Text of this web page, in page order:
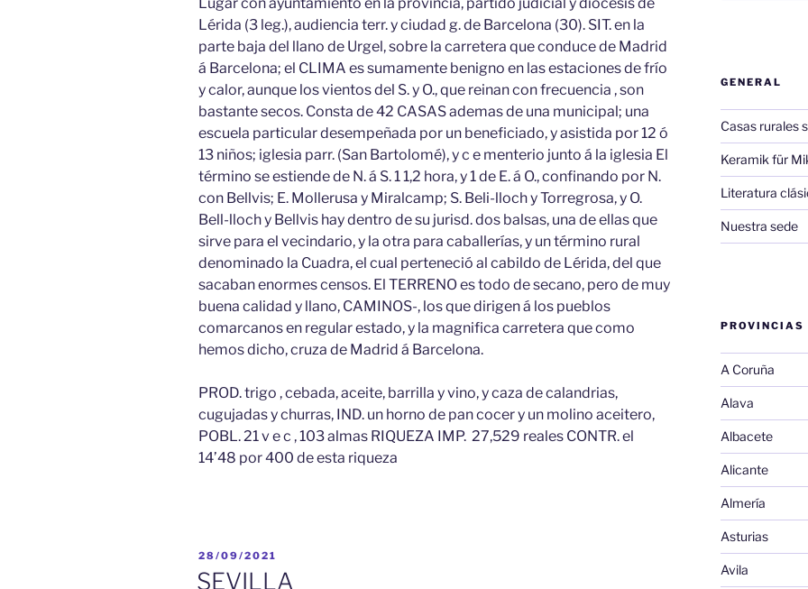
Lérida (3 leg.), audiencia terr. y ciudad g. de Barcelona (30). SIT. en la
parte baja del llano de Urgel, sobre la carretera que conduce de Madrid
á Barcelona; el CLIMA es sumamente benigno en las estaciones de frío
y calor, aunque los vientos del S. y O., que reinan con frecuencia , son
bastante secos. Consta de 42 CASAS ademas de una municipal; una
escuela particular desempeñada por un beneficiado, y asistida por 12 ó
13 niños; iglesia parr. (San Bartolomé), y c e menterio junto á la iglesia El
término se estiende de N. á S. 1 1,2 hora, y 1 de E. á O., confinando por N.
con Bellvis; E. Mollerusa y Miralcamp; S. Beli-lloch y Torregrosa, y O.
Bell-lloch y Bellvis hay dentro de su jurisd. dos balsas, una de ellas que
sirve para el vecindario, y la otra para caballerías, y un término rural
denominado la Cuadra, el cual perteneció al cabildo de Lérida, del que
sacaban enormes censos. El TERRENO es todo de secano, pero de muy
buena calidad y llano, CAMINOS-, los que dirigen á los pueblos
comarcanos en regular estado, y la magnifica carretera que como
hemos dicho, cruza de Madrid á Barcelona.
PROD. trigo , cebada, aceite, barrilla y vino, y caza de calandrias,
cugujadas y churras, IND. un horno de pan cocer y un molino aceitero,
POBL. 21 v e c , 103 almas RIQUEZA IMP. 27,529 reales CONTR. el
14’48 por 400 de esta riqueza
PUBLICADO
28/09/2021
SEVILLA
GENERAL
Casas rurales
Keramik für
Literatura
Nuestra sede
PROVINCIAS
A Coruña
Alava
Albacete
Alicante
Almería
Asturias
Avila